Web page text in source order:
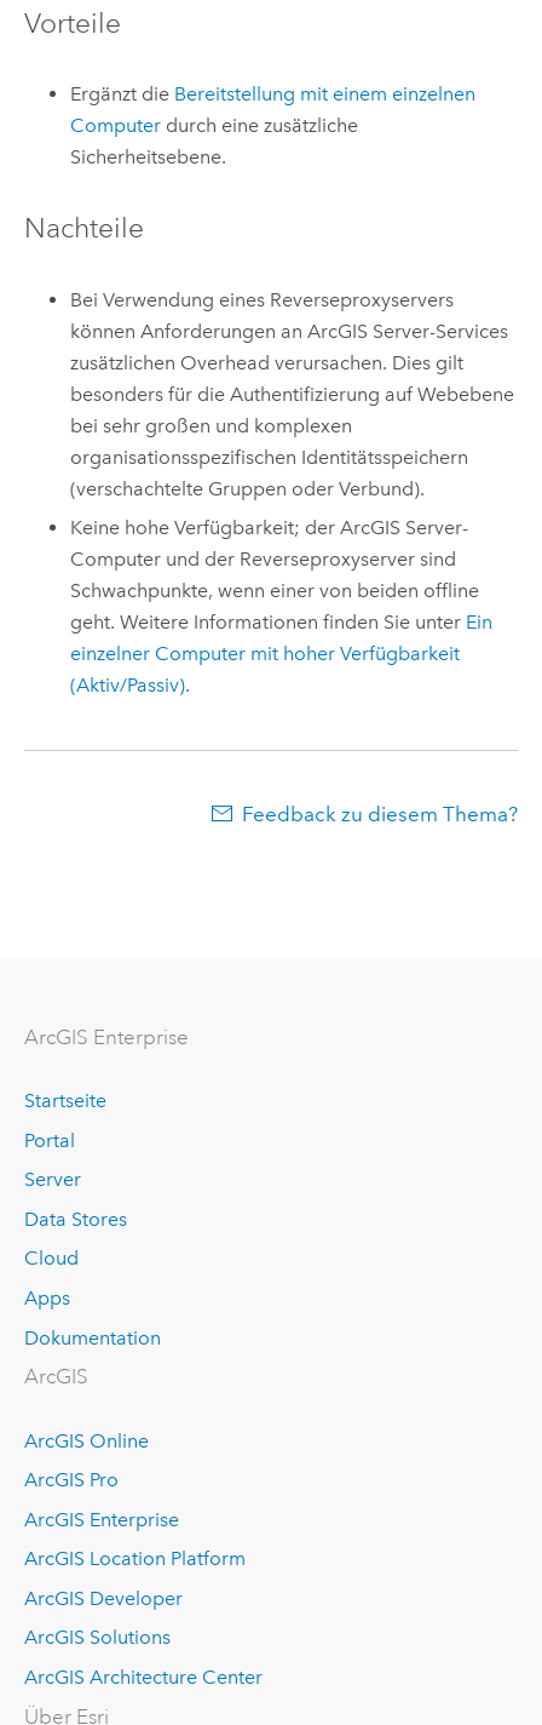
Vorteile
Ergänzt die Bereitstellung mit einem einzelnen
Computer durch eine zusätzliche
Sicherheitsebene.
Nachteile
Bei Verwendung eines Reverseproxyservers
können Anforderungen anArcGIS Server-Services
zusätzlichen Overhead verursachen. Dies gilt
besonders für die Authentifizierung auf Webebene
bei sehr großen und komplexen
organisationsspezifischen Identitätsspeichern
(verschachtelte Gruppen oder Verbund).
Keine hohe Verfügbarkeit; derArcGIS Server-
Computer und der Reverseproxyserver sind
Schwachpunkte, wenn einer von beiden offline
geht. Weitere Informationen finden Sie unter Ein
einzelner Computer mit hoher Verfügbarkeit
(Aktiv/Passiv).
Feedback zu diesem Thema?
ArcGIS Enterprise
Startseite
Portal
Server
Data Stores
Cloud
Apps
Dokumentation
ArcGIS
ArcGIS Online
ArcGIS Pro
ArcGIS Enterprise
ArcGIS Location Platform
ArcGIS Developer
ArcGIS Solutions
ArcGIS Architecture Center
Über Esri